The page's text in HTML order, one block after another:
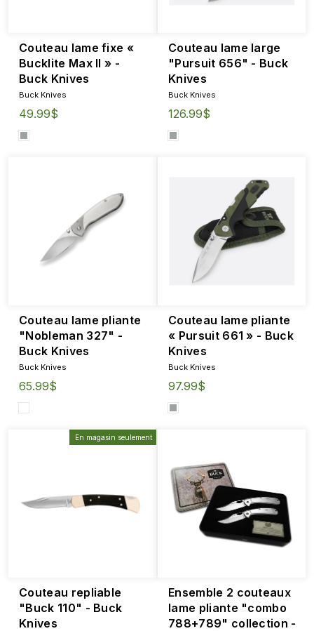
Couteau lame fixe «
Bucklite Max II » -
Buck Knives
Buck Knives
49.99$
Couteau lame large
"Pursuit 656" - Buck
Knives
Buck Knives
126.99$
Couteau lame pliante
"Nobleman 327" -
Buck Knives
Buck Knives
65.99$
Couteau lame pliante
« Pursuit 661 » - Buck
Knives
Buck Knives
97.99$
En magasin seulement
Couteau repliable
"Buck 110" - Buck
Knives
Ensemble 2 couteaux
lame pliante "combo
788+789" collection -